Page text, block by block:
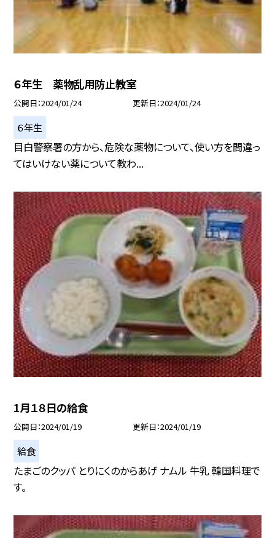
６年生 薬物乱用防止教室
公開日 2024/01/24 更新日 2024/01/24
６年生
目白警察署の方から、危険な薬物について、使い方を間違っ
てはいけない薬について教わ...
1月１８日の給食
公開日 2024/01/19 更新日 2024/01/19
給食
たまごのクッパ とりにくのからあげ ナムル 牛乳 韓国料理で
す。